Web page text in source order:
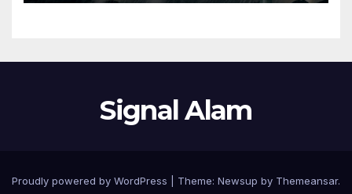
Signal Alam
Proudly powered by WordPress Theme: Newsup by Themeansar.